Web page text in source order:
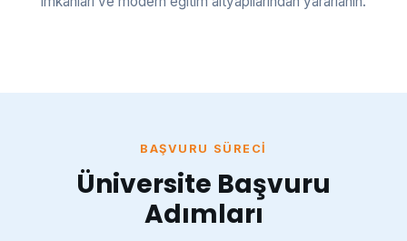
BAŞVURU SÜRECI
Üniversite Başvuru
Adımları